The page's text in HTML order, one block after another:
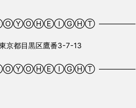
―――――
都目黒区鷹番3-7-13
―――――